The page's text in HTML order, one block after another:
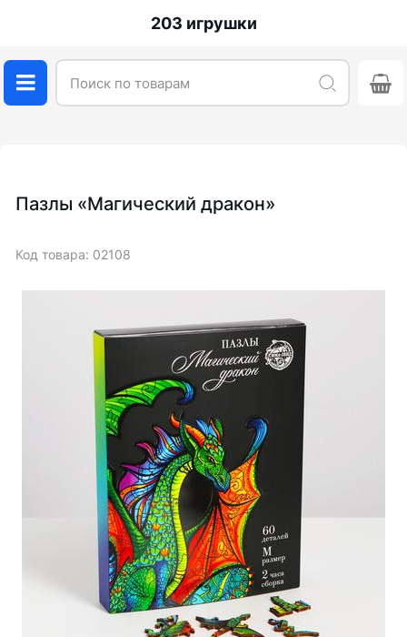
203 игрушки
Пазлы «Магический дракон»
Код товара: 02108